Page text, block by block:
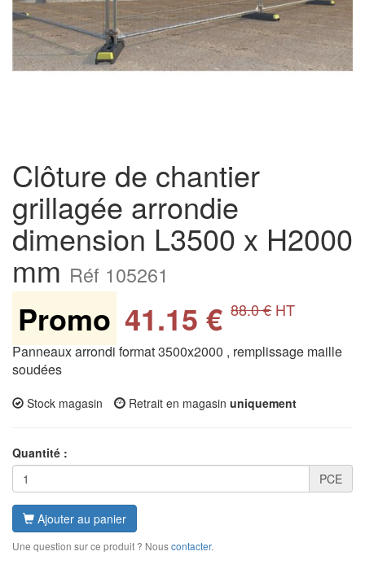
Clôture de chantier
grillagée arrondie
dimension L3500 x H2000
mm Réf 105261
Promo 41.15 € 88.0 €HT
Panneaux arrondi format 3500x2000 , remplissage maille
soudées
Stock magasin Retrait en magasin uniquement
Quantité :
PCE
Ajouter au panier
Une question sur ce produit ? Nouscontacter.